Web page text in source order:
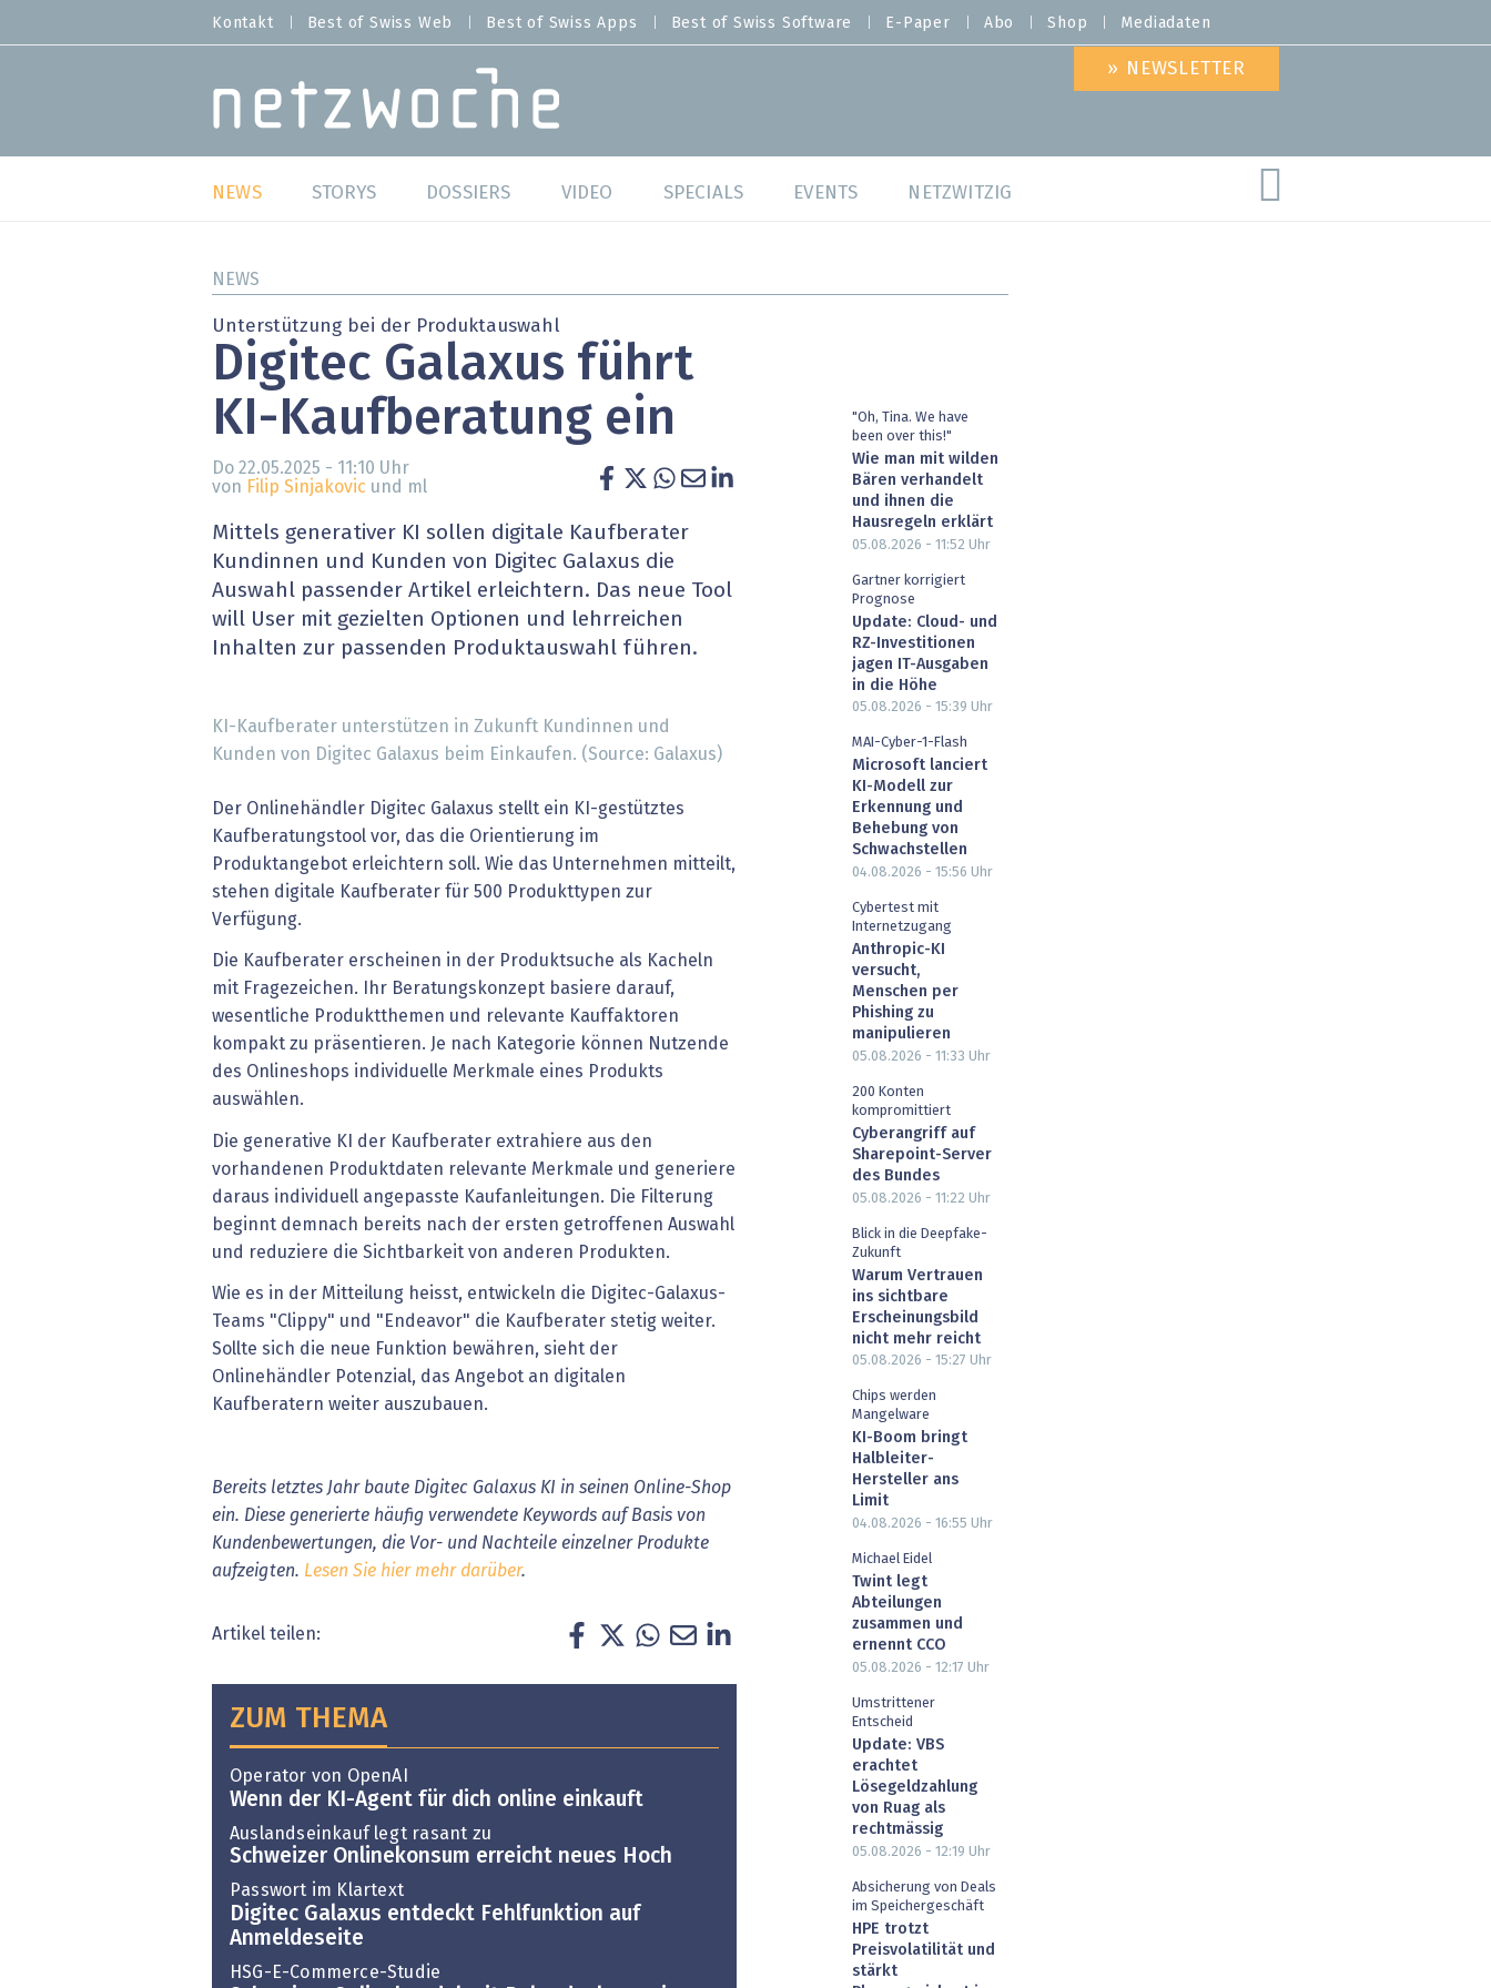
zum
MENU
Kontakt Best of Swiss Web Best of Swiss Apps Best of Swiss Software E-Paper Abo Shop Mediadaten
» NEWSLETTER
MAIN NAVIGATION
NEWS
Studien
Meinungen
Hands-on
» alle News
STORYS DOSSIERS
Best of Swiss Software
SAP S/4 Hana
Gesundheit wird digital
Blockchain
EU-DSGVO
Digital Banking
VIDEO SPECIALS
Cybersecurity
Cloud & Managed Services
Artificial Intelligence
Finance 2030
Fintech & Insurtech
Professional AV & Digital Signage
EVENTS NETZWITZIG
NEWS
Unterstützung bei der Produktauswahl
Digitec Galaxus führt
KI-Kaufberatung ein
Do 22.05.2025 - 11:10 Uhr
von Filip Sinjakovic und ml
Mittels generativer KI sollen digitale Kaufberater
Kundinnen und Kunden von Digitec Galaxus die
Auswahl passender Artikel erleichtern. Das neue Tool
will User mit gezielten Optionen und lehrreichen
Inhalten zur passenden Produktauswahl führen.
KI-Kaufberater unterstützen in Zukunft Kundinnen und
Kunden von Digitec Galaxus beim Einkaufen. (Source: Galaxus)
Der Onlinehändler Digitec Galaxus stellt ein KI-gestütztes
Kaufberatungstool vor, das die Orientierung im
Produktangebot erleichtern soll. Wie das Unternehmen mitteilt,
stehen digitale Kaufberater für 500 Produkttypen zur
Verfügung.
Die Kaufberater erscheinen in der Produktsuche als Kacheln
mit Fragezeichen. Ihr Beratungskonzept basiere darauf,
wesentliche Produktthemen und relevante Kauffaktoren
kompakt zu präsentieren. Je nach Kategorie können Nutzende
des Onlineshops individuelle Merkmale eines Produkts
auswählen.
Die generative KI der Kaufberater extrahiere aus den
vorhandenen Produktdaten relevante Merkmale und generiere
daraus individuell angepasste Kaufanleitungen. Die Filterung
beginnt demnach bereits nach der ersten getroffenen Auswahl
und reduziere die Sichtbarkeit von anderen Produkten.
Wie es in der Mitteilung heisst, entwickeln die Digitec-Galaxus-
Teams "Clippy" und "Endeavor" die Kaufberater stetig weiter.
Sollte sich die neue Funktion bewähren, sieht der
Onlinehändler Potenzial, das Angebot an digitalen
Kaufberatern weiter auszubauen.
Bereits letztes Jahr baute Digitec Galaxus KI in seinen Online-Shop
ein. Diese generierte häufig verwendete Keywords auf Basis von
Kundenbewertungen, die Vor- und Nachteile einzelner Produkte
aufzeigten. Lesen Sie hier mehr darüber.
Artikel teilen:
ZUM THEMA
Operator von OpenAI
Wenn der KI-Agent für dich online einkauft
Auslandseinkauf legt rasant zu
Schweizer Onlinekonsum erreicht neues Hoch
Passwort im Klartext
Digitec Galaxus entdeckt Fehlfunktion auf
Anmeldeseite
HSG-E-Commerce-Studie
"Oh, Tina. We have
been over this!"
Wie man mit wilden
Bären verhandelt
und ihnen die
Hausregeln erklärt
05.08.2026 - 11:52 Uhr
Gartner korrigiert
Prognose
Update: Cloud- und
RZ-Investitionen
jagen IT-Ausgaben
in die Höhe
05.08.2026 - 15:39 Uhr
MAI-Cyber-1-Flash
Microsoft lanciert
KI-Modell zur
Erkennung und
Behebung von
Schwachstellen
04.08.2026 - 15:56 Uhr
Cybertest mit
Internetzugang
Anthropic-KI
versucht,
Menschen per
Phishing zu
manipulieren
05.08.2026 - 11:33 Uhr
200 Konten
kompromittiert
Cyberangriff auf
Sharepoint-Server
des Bundes
05.08.2026 - 11:22 Uhr
Blick in die Deepfake-
Zukunft
Warum Vertrauen
ins sichtbare
Erscheinungsbild
nicht mehr reicht
05.08.2026 - 15:27 Uhr
Chips werden
Mangelware
KI-Boom bringt
Halbleiter-
Hersteller ans
Limit
04.08.2026 - 16:55 Uhr
Michael Eidel
Twint legt
Abteilungen
zusammen und
ernennt CCO
05.08.2026 - 12:17 Uhr
Umstrittener
Entscheid
Update: VBS
erachtet
Lösegeldzahlung
von Ruag als
rechtmässig
05.08.2026 - 12:19 Uhr
Absicherung von Deals
im Speichergeschäft
HPE trotzt
Preisvolatilität und
stärkt